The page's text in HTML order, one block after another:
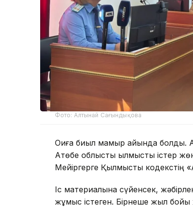
Фото: Алтынай Сағындықова
Оқиға биыл мамыр айында болды.
Ақтөбе облыстық қылмыстық істер
Мейіргерге Қылмыстық
Іс материалына сүйенсек,
жұмыс істеген. Бірнеше жыл